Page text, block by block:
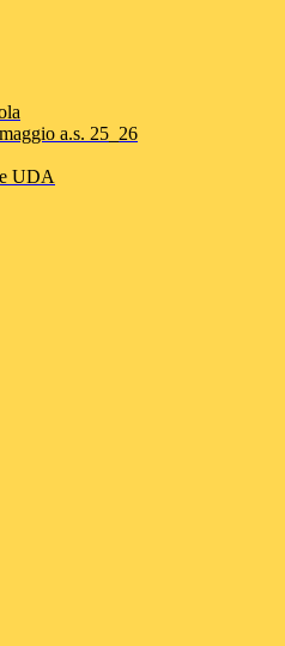
a.s. 25_26
UDA